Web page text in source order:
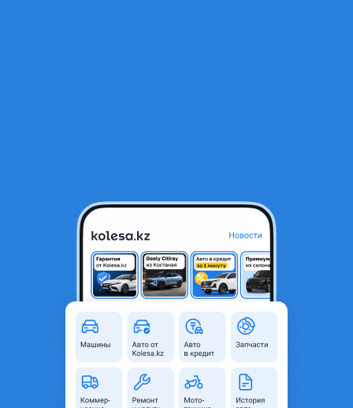
ДВИГАТЕЛЬ. БЛОК. ГОЛОВКА. КОРОБКА ЯПОНИЯ ПРИВОЗНОЙ НА
TOYOTA 3SFE 5SFE 1MZ
242 500 ₸
Алматы, Алматинская
область
Б/y